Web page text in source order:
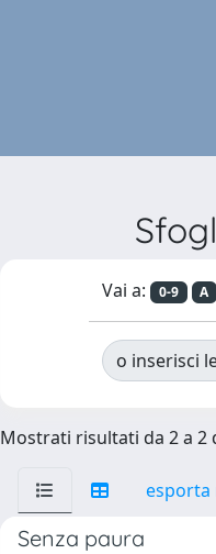
Vai a: 0-9 A
o inserisci
Mostrati risultati da 2 a 2
esporta
Senza paura